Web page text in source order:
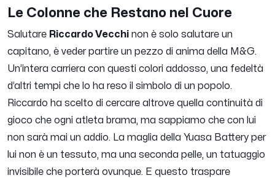
Le Colonne che Restano nel Cuore
Salutare Riccardo Vecchi non è solo salutare un
capitano, è veder partire un pezzo di anima della M&G.
Un’intera carriera con questi colori addosso, una fedeltà
d’altri tempi che lo ha reso il simbolo di un popolo.
Riccardo ha scelto di cercare altrove quella continuità di
gioco che ogni atleta brama, ma sappiamo che con lui
non sarà mai un addio. La maglia della Yuasa Battery per
lui non è un tessuto, ma una seconda pelle, un tatuaggio
invisibile che porterà ovunque. E questo traspare